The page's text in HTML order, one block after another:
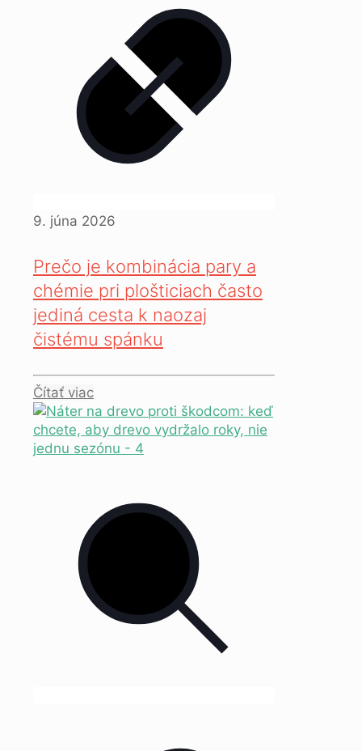
9. júna 2026
Prečo je kombinácia pary a
chémie pri plošticiach často
jediná cesta k naozaj
čistému spánku
Čítať viac